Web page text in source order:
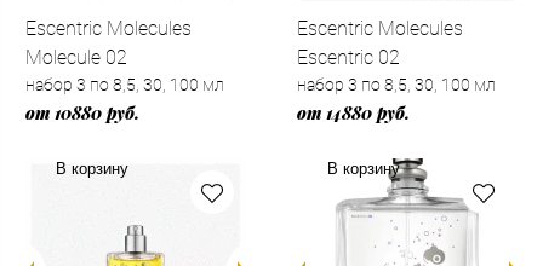
Escentric Molecules
Molecule 02
набор 3 по 8,5, 30, 100 мл
от 10880 руб.
В корзину
Escentric Molecules
Escentric 02
набор 3 по 8,5, 30, 100 мл
от 14880 руб.
В корзину